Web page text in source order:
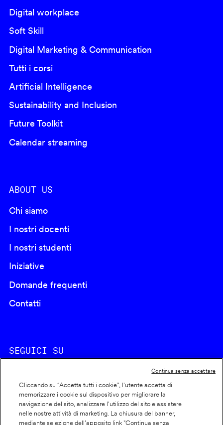
Digital workplace
Soft Skill
Digital Marketing & Communication
Tutti i corsi
Artificial Intelligence
Sustainability and Inclusion
Future Toolkit
Calendar streaming
ABOUT US
Chi siamo
I nostri docenti
I nostri studenti
Iniziative
Domande frequenti
Contatti
SEGUICI SU
Cookie policy
Cliccando su “Accetta tutti i cookie”, l'utente accetta di
memorizzare i cookie sul dispositivo per migliorare la
navigazione del sito, analizzare l'utilizzo del sito e assistere
nelle nostre attività di marketing. La chiusura del banner,
mediante selezione dell’apposito link "Continua senza
Continua senza accettare